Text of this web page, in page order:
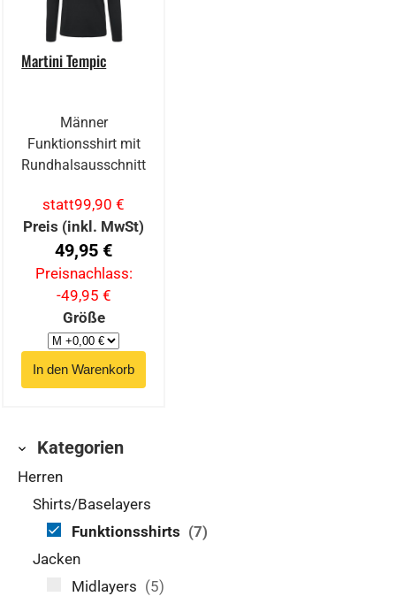
Martini Tempic
Männer
Funktionsshirt mit
Rundhalsausschnitt
statt99,90 €
Preis (inkl. MwSt)
49,95 €
Preisnachlass:
-49,95 €
Größe
Kategorien
Herren
Shirts/Baselayers
Funktionsshirts (7)
Jacken
Midlayers (5)